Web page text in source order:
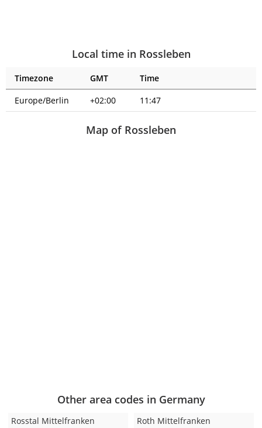
Local time in Rossleben
Timezone GMT
Time
Europe/Berlin
+02:00 11:47
Map of Rossleben
Other area codes in Germany
Rosstal Mittelfranken Roth Mittelfranken